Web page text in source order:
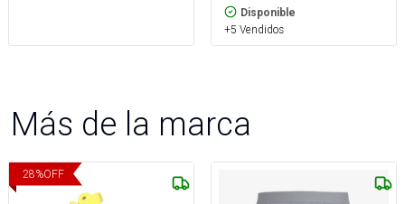
Disponible
+5 Vendidos
Más de la marca
28%OFF